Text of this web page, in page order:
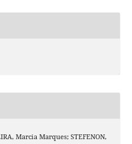
Marcia Marques; STEFENON,